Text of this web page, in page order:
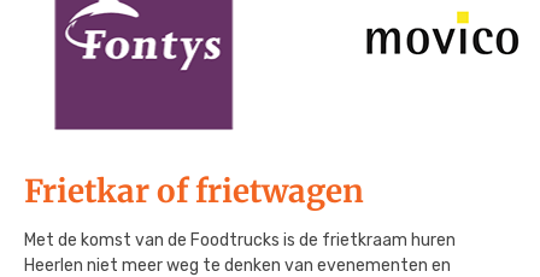
Frietkar of frietwagen
Met de komst van de Foodtrucks is de frietkraam huren
Heerlen niet meer weg te denken van evenementen en